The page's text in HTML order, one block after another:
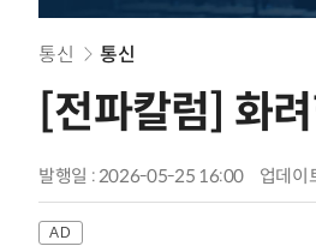
통신 통신
[전파칼럼] 화
발행일 : 2026-05-25 16:00 업데